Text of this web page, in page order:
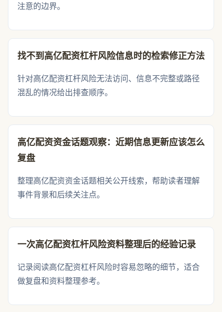
注意的边界。
找不到高亿配资杠杆风险信息时的检索修正方法
针对高亿配资杠杆风险无法访问、信息不完整或路径
混乱的情况给出排查顺序。
高亿配资资金话题观察：近期信息更新应该怎么
复盘
整理高亿配资资金话题相关公开线索，帮助读者理解
事件背景和后续关注点。
一次高亿配资杠杆风险资料整理后的经验记录
记录阅读高亿配资杠杆风险时容易忽略的细节，适合
做复盘和资料整理参考。